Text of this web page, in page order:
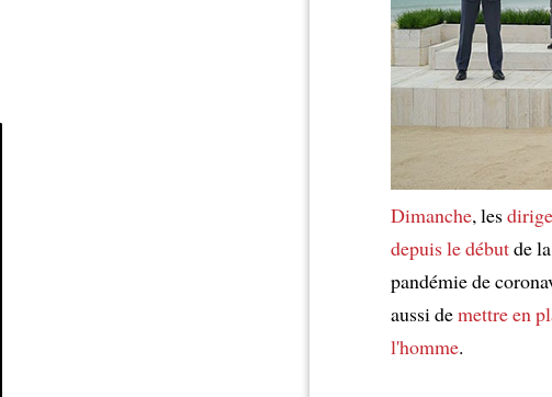
Dimanche, les
depuisle débutde
pandémie de
aussi demettre en
l'homme.